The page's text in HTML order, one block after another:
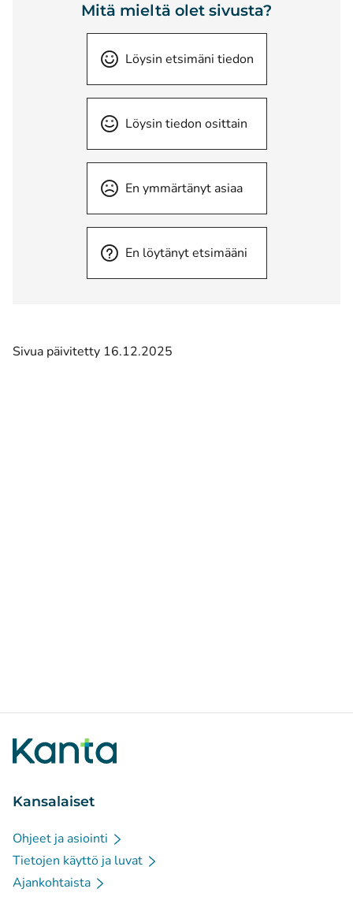
Mitä mieltä olet sivusta?
Löysin etsimäni tiedon
Löysin tiedon osittain
En ymmärtänyt asiaa
En löytänyt etsimääni
Sivua päivitetty 16.12.2025
Kansalaiset
Ohjeet ja asiointi
Tietojen käyttö ja luvat
Ajankohtaista